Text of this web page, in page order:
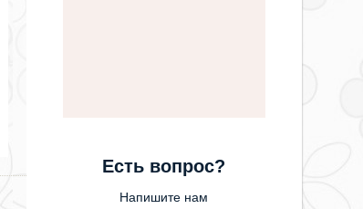
Есть вопрос?
Напишите нам